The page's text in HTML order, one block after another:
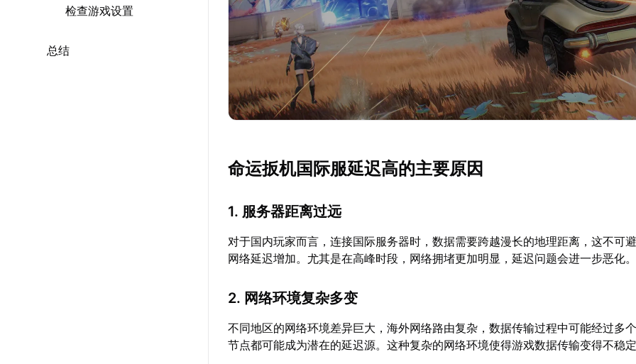
检查游戏设置
总结
命运扳机国际服延迟高的主要原因
1. 服务器距离过远
对于国内玩家而言，连接国际服务器时，数据需要跨越漫长的地理距离，这不可
网络延迟增加。尤其是在高峰时段，网络拥堵更加明显，延迟问题会进一步恶化
2. 网络环境复杂多变
不同地区的网络环境差异巨大，海外网络路由复杂，数据传输过程中可能经过多
节点都可能成为潜在的延迟源。这种复杂的网络环境使得游戏数据传输变得不稳